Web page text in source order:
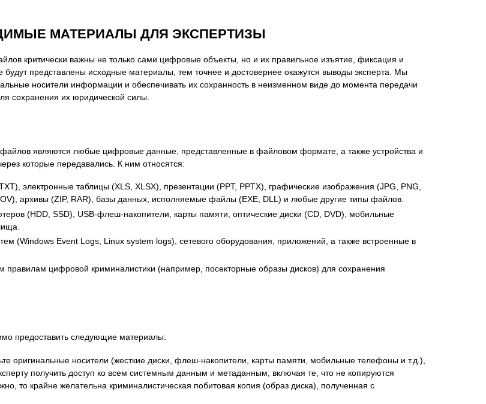
МАТЕРИАЛЫ ДЛЯ ЭКСПЕРТИЗЫ
критически важны не только сами цифровые объекты, но и их правильное изъятие, фиксация и
представлены исходные материалы, тем точнее и достовернее окажутся выводы эксперта. Мы
носители информации и обеспечивать их сохранность в неизменном виде до момента передачи
сохранения их юридической силы.
файлов являются любые цифровые данные, представленные в файловом формате, а также устройства и
которые передавались. К ним относятся:
электронные таблицы (XLS, XLSX), презентации (PPT, PPTX), графические изображения (JPG, PNG,
архивы (ZIP, RAR), базы данных, исполняемые файлы (EXE, DLL) и любые другие типы файлов.
(HDD, SSD), USB-флеш-накопители, карты памяти, оптические диски (CD, DVD), мобильные
(Windows Event Logs, Linux system logs), сетевого оборудования, приложений, а также встроенные в
цифровой криминалистики (например, посекторные образы дисков) для сохранения
предоставить следующие материалы:
оригинальные носители (жесткие диски, флеш-накопители, карты памяти, мобильные телефоны и т.д.),
получить доступ ко всем системным данным и метаданным, включая те, что не копируются
то крайне желательна криминалистическая побитовая копия (образ диска), полученная с